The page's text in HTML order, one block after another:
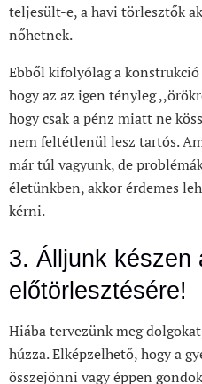
teljesült-e, a havi törlesztők
nőhetnek.
Ebből kifolyólag a
hogy az az igen tényleg
hogy csak a pénz miatt ne
nem feltétlenül lesz tartós.
már túl vagyunk, de
életünkben, akkor érdemes
kérni.
3. Álljunk készen
előtörlesztésére!
Hiába tervezünk meg
húzza. Elképzelhető, hogy a
összejönni vagy éppen